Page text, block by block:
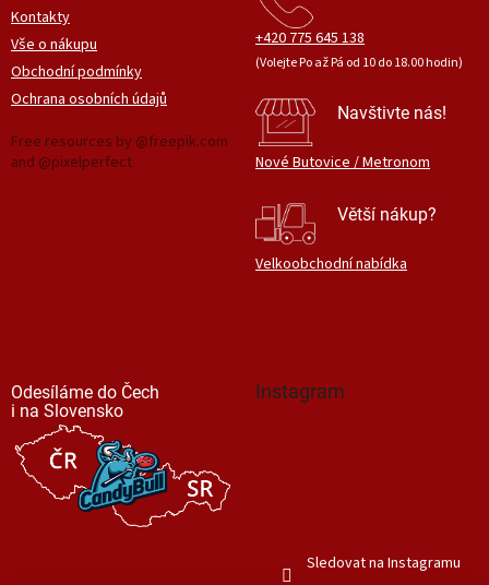
Kontakty
Vše o nákupu
Obchodní podmínky
Ochrana osobních údajů
Free resources by @freepik.com
and @pixelperfect
+420 775 645 138
(Volejte Po až Pá od 10 do 18.00 hodin)
Navštivte nás!
Nové Butovice / Metronom
Větší nákup?
Velkoobchodní nabídka
Odesíláme do Čech
i na Slovensko
Instagram
Sledovat na Instagramu